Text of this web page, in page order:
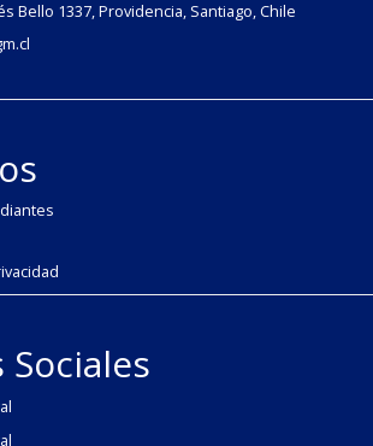
Bello 1337, Providencia, Santiago, Chile
Sociales